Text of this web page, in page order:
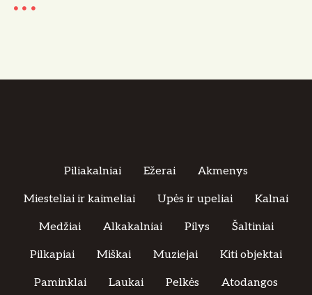
Piliakalniai Ežerai Akmenys
Miesteliai ir kaimeliai Upės ir upeliai Kalnai
Medžiai Alkakalniai Pilys Šaltiniai
Pilkapiai Miškai Muziejai Kiti objektai
Paminklai Laukai Pelkės Atodangos